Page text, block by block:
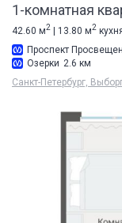
1-комнатная
42.60 м2 | 13.80 м2
Проспект
Озерки 2.6 км
Санкт-Петербург,